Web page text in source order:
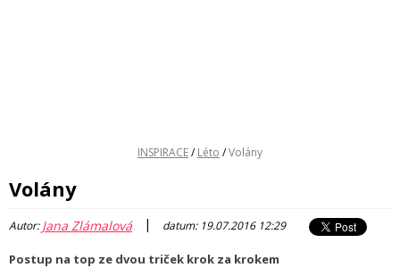
INSPIRACE/ Léto /Volány
Volány
Autor:Jana Zlámalová | datum: 19.07.2016 12:29
Postup na top ze dvou triček krok za krokem